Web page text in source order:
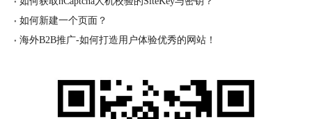
如何新建一个页面？
海外B2B推广-如何打造用户体验优秀的网站！